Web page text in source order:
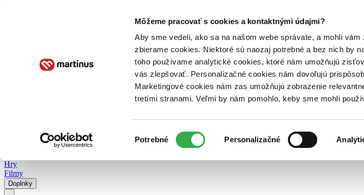
Môžeme pracovať s cookies a kontaktnými údajmi?
Aby sme vedeli, ako sa na našom webe správate, a mohli
zbierame cookies. Niektoré sú naozaj potrebné a bez nich by
toho používame analytické cookies, ktoré nám umožňujú
vás zlepšovať. Personalizačné cookies nám dovoľujú
Marketingové cookies nám zas umožňujú zobrazenie
tretími stranami. Veľmi by nám pomohlo, keby sme mohli
súhlasu
Potrebné Personalizačné
Poukážky Kontakt
Hry
Filmy
Doplnky